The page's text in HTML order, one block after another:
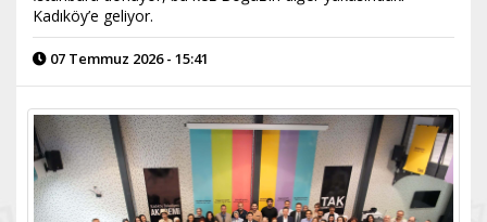
Kadıköy’e geliyor.
07 Temmuz 2026 - 15:41